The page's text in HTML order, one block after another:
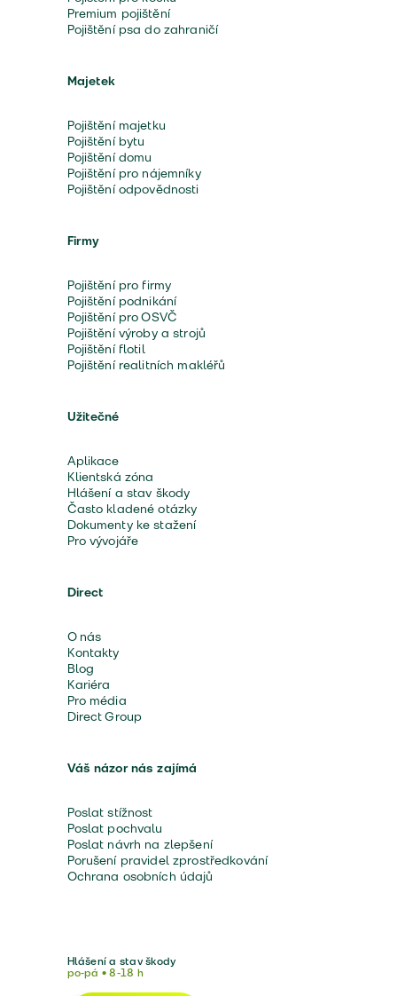
Premium pojištění
Pojištění psa do zahraničí
Majetek
Pojištění majetku
Pojištění bytu
Pojištění domu
Pojištění pro nájemníky
Pojištění odpovědnosti
Firmy
Pojištění pro firmy
Pojištění podnikání
Pojištění pro OSVČ
Pojištění výroby a strojů
Pojištění flotil
Pojištění realitních makléřů
Užitečné
Aplikace
Klientská zóna
Hlášení a stav škody
Často kladené otázky
Dokumenty ke stažení
Pro vývojáře
Direct
O nás
Kontakty
Blog
Kariéra
Pro média
Direct Group
Váš názor nás zajímá
Poslat stížnost
Poslat pochvalu
Poslat návrh na zlepšení
Porušení pravidel zprostředkování
Ochrana osobních údajů
Hlášení a stav škody
po-pá • 8-18 h